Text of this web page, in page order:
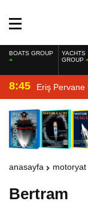
BOATS GROUP
YACHTS
GROUP
8:45 Eriş Pervane
anasayfa motoryat
Bertram